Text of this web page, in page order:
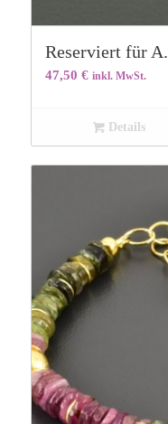
Reserviert für A.
47,50 € inkl. MwSt.
Details